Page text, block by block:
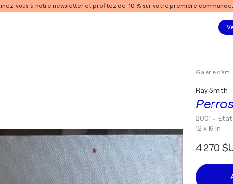
vous à notre newsletter et profitez de -10 % sur votre première commande.
Galerie d'art
Ray Smith
2001 •
12 x 16 in
4 270